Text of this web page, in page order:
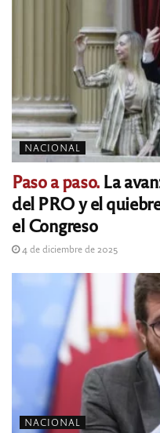
NACIONAL
Paso a paso.La
del PRO y el
el Congreso
4 de diciembre de 2025
NACIONAL